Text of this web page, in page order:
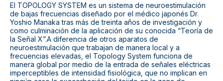
El TOPOLOGY SYSTEM es un sistema de neuroestimulación
de bajas frecuencias diseñado por el médico japonés Dr.
Yoshio Manaka tras más de treinta años de investigación y
como culminación de la aplicación de su conocida “Teoría de
la Señal X”.A diferencia de otros aparatos de
neuroestimulación que trabajan de manera local y a
frecuencias elevadas, el Topology System funciona de
manera global por medio de la entrada de señales eléctricas
imperceptibles de intensidad fisiológica, que no implican en